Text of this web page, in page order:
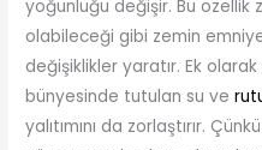
yoğunluğu değişir. Bu
olabileceği gibi zemin
değişiklikler yaratır. Ek olarak
bünyesinde tutulan su ve
yalıtımını da zorlaştırır.